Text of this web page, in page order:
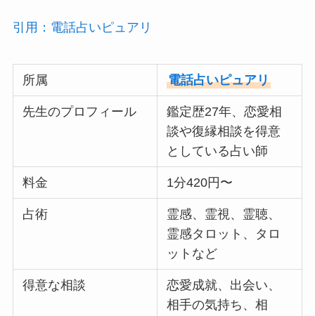
引用：電話占いピュアリ
所属 電話占いピュアリ
先生のプロフィール
鑑定歴27年、恋愛相
談や復縁相談を得意
としている占い師
料金 1分420円〜
占術
霊感、霊視、霊聴、
霊感タロット、タロ
ットなど
得意な相談
恋愛成就、出会い、
相手の気持ち、相